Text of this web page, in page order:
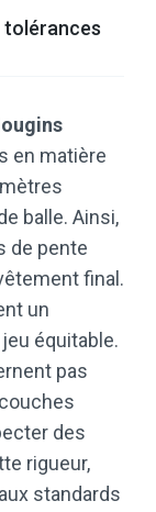
tolérances
en matière
balle. Ainsi,
de pente
final.
un
équitable.
pas
des
rigueur,
standards